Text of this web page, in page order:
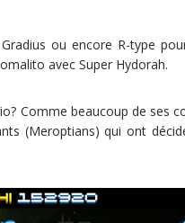
ou encore R-type
avec Super Hydorah.
Comme beaucoup de ses
(Meroptians) qui ont